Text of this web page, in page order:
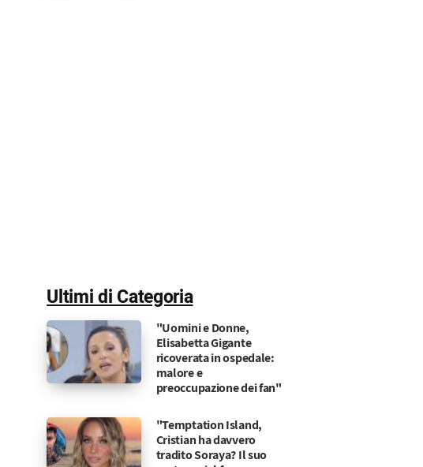
Ultimi di Categoria
"Uomini e Donne,
Elisabetta Gigante
ricoverata in ospedale:
malore e
preoccupazione dei fan"
"Temptation Island,
Cristian ha davvero
tradito Soraya? Il suo